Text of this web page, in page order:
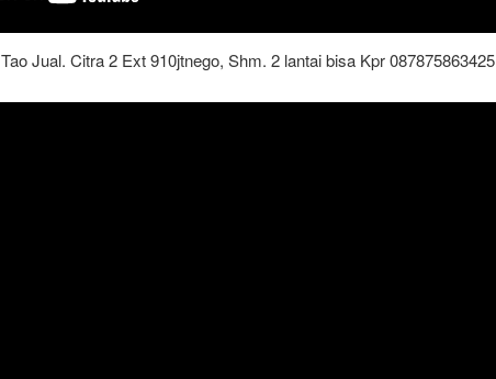
Tao Jual. Citra 2 Ext 910jtnego, Shm. 2 lantai bisa Kpr 087875863425